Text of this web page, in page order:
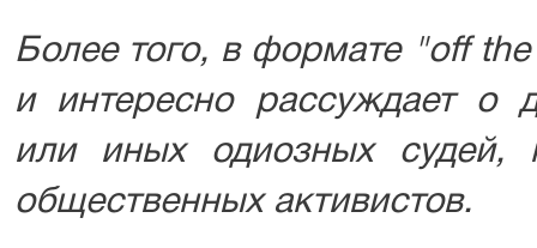
Более того, в формате "off
и интересно рассуждает о
или иных одиозных судей,
общественных активистов.